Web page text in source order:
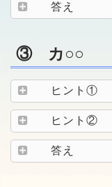
答え
③ カ○○
ヒント①
ヒント②
答え